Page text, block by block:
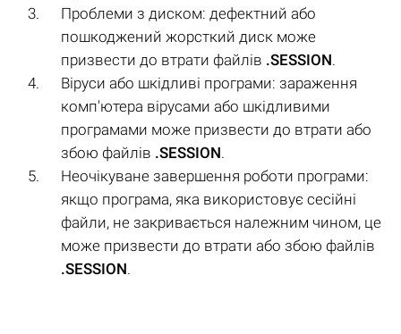
Проблеми з диском: дефектний або
пошкоджений жорсткий диск може
призвести до втрати файлів .SESSION.
Віруси або шкідливі програми: зараження
комп'ютера вірусами або шкідливими
програмами може призвести до втрати або
збою файлів .SESSION.
Неочікуване завершення роботи програми:
якщо програма, яка використовує сесійні
файли, не закривається належним чином, це
може призвести до втрати або збою файлів
.SESSION.